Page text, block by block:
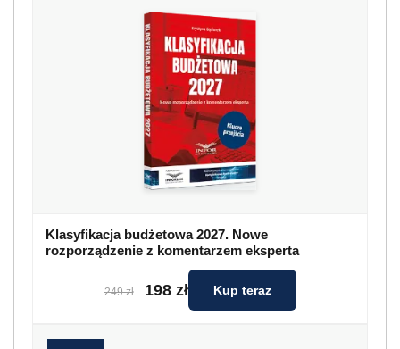
Klasyfikacja budżetowa 2027. Nowe
rozporządzenie z komentarzem eksperta
249 zł 198 zł Kup teraz